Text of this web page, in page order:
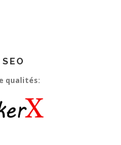
qualités: